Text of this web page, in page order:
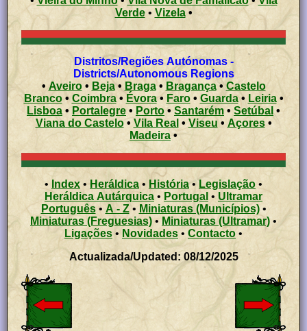
Verde• Vizela•
Distritos/Regiões Autónomas -
Districts/Autonomous Regions
• Aveiro• Beja• Braga• Bragança• Castelo
Branco•Coimbra• Évora• Faro• Guarda• Leiria•
Lisboa • Portalegre • Porto• Santarém • Setúbal•
Viana do Castelo• Vila Real •Viseu• Açores •
Madeira •
• Index •Heráldica • História •Legislação •
Heráldica Autárquica • Portugal • Ultramar
Português• A - Z• Miniaturas (Municípios)•
Miniaturas (Freguesias) • Miniaturas (Ultramar) •
Ligações • Novidades • Contacto •
Actualizada/Updated: 08/12/2025